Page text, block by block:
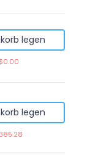
legen
$0.00
legen